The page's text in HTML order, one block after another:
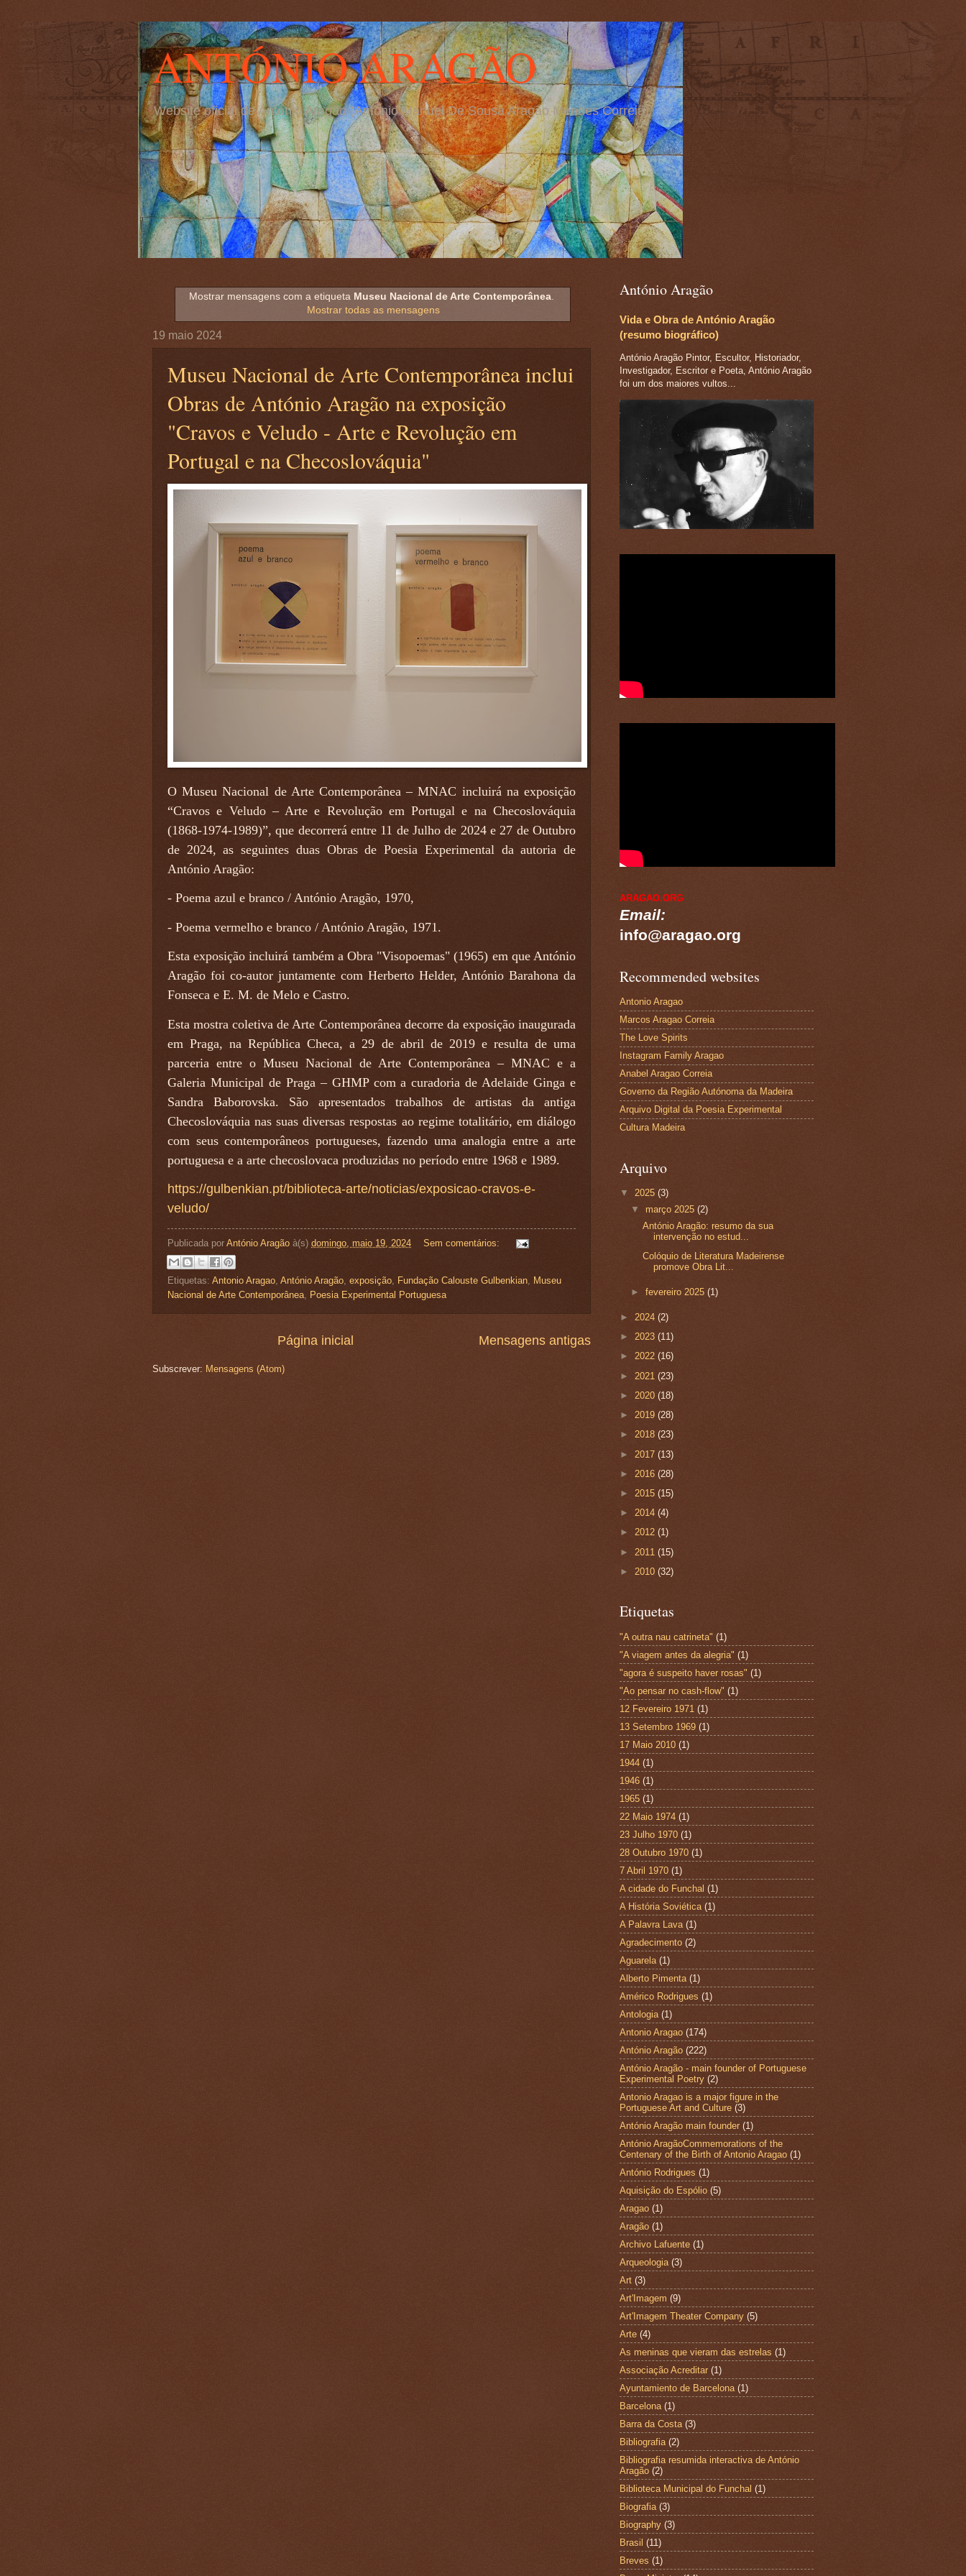
ANTÓNIO ARAGÃO
Website oficial de António Aragão (António Manuel De Sousa Aragão Mendes Correia)
Mostrar mensagens com a etiqueta Museu Nacional de Arte Contemporânea.
Mostrar todas as mensagens
19 maio 2024
Museu Nacional de Arte Contemporânea inclui
Obras de António Aragão na exposição
"Cravos e Veludo - Arte e Revolução em
Portugal e na Checoslováquia"
O Museu Nacional de Arte Contemporânea – MNAC incluirá na exposição
“Cravos e Veludo – Arte e Revolução em Portugal e na Checoslováquia
(1868-1974-1989)”, que decorrerá entre 11 de Julho de 2024 e 27 de Outubro
de 2024, as seguintes duas Obras de Poesia Experimental da autoria de
António Aragão:
- Poema azul e branco / António Aragão, 1970,
- Poema vermelho e branco / António Aragão, 1971.
Esta exposição incluirá também a Obra "Visopoemas" (1965) em que António
Aragão foi co-autor juntamente com Herberto Helder, António Barahona da
Fonseca e E. M. de Melo e Castro.
Esta mostra coletiva de Arte Contemporânea decorre da exposição inaugurada
em Praga, na República Checa, a 29 de abril de 2019 e resulta de uma
parceria entre o Museu Nacional de Arte Contemporânea – MNAC e a
Galeria Municipal de Praga – GHMP com a curadoria de Adelaide Ginga e
Sandra Baborovska. São apresentados trabalhos de artistas da antiga
Checoslováquia nas suas diversas respostas ao regime totalitário, em diálogo
com seus contemporâneos portugueses, fazendo uma analogia entre a arte
portuguesa e a arte checoslovaca produzidas no período entre 1968 e 1989.
https://gulbenkian.pt/biblioteca-arte/noticias/exposicao-cravos-e-
veludo/
Publicada por António Aragão à(s) domingo, maio 19, 2024 Sem comentários:
Etiquetas: Antonio Aragao, António Aragão, exposição, Fundação Calouste Gulbenkian, Museu
Nacional de Arte Contemporânea, Poesia Experimental Portuguesa
Mensagens antigas
Página inicial
Subscrever: Mensagens (Atom)
António Aragão
Vida e Obra de António Aragão
(resumo biográfico)
António Aragão Pintor, Escultor, Historiador,
Investigador, Escritor e Poeta, António Aragão
foi um dos maiores vultos...
ARAGAO.ORG
Email:
info@aragao.org
Recommended websites
Antonio Aragao
Marcos Aragao Correia
The Love Spirits
Instagram Family Aragao
Anabel Aragao Correia
Governo da Região Autónoma da Madeira
Arquivo Digital da Poesia Experimental
Cultura Madeira
Arquivo
▼ 2025 (3)
▼março 2025(2)
António Aragão: resumo da sua
intervenção no estud...
Colóquio de Literatura Madeirense
promove Obra Lit...
►fevereiro 2025(1)
► 2024 (2)
► 2023 (11)
► 2022 (16)
► 2021 (23)
► 2020 (18)
► 2019 (28)
► 2018 (23)
► 2017 (13)
► 2016 (28)
► 2015 (15)
► 2014 (4)
► 2012 (1)
► 2011 (15)
► 2010 (32)
Etiquetas
"A outra nau catrineta" (1)
"A viagem antes da alegria" (1)
"agora é suspeito haver rosas" (1)
"Ao pensar no cash-flow" (1)
12 Fevereiro 1971 (1)
13 Setembro 1969 (1)
17 Maio 2010 (1)
1944 (1)
1946 (1)
1965 (1)
22 Maio 1974 (1)
23 Julho 1970 (1)
28 Outubro 1970 (1)
7 Abril 1970 (1)
A cidade do Funchal (1)
A História Soviética (1)
A Palavra Lava (1)
Agradecimento (2)
Aguarela (1)
Alberto Pimenta (1)
Américo Rodrigues (1)
Antologia (1)
Antonio Aragao (174)
António Aragão (222)
António Aragão - main founder of Portuguese
Experimental Poetry (2)
Antonio Aragao is a major figure in the
Portuguese Art and Culture (3)
António Aragão main founder (1)
António AragãoCommemorations of the
Centenary of the Birth of Antonio Aragao (1)
António Rodrigues (1)
Aquisição do Espólio (5)
Aragao (1)
Aragão (1)
Archivo Lafuente (1)
Arqueologia (3)
Art (3)
Art'Imagem (9)
Art'Imagem Theater Company (5)
Arte (4)
As meninas que vieram das estrelas (1)
Associação Acreditar (1)
Ayuntamiento de Barcelona (1)
Barcelona (1)
Barra da Costa (3)
Bibliografia (2)
Bibliografia resumida interactiva de António
Aragão (2)
Biblioteca Municipal do Funchal (1)
Biografia (3)
Biography (3)
Brasil (11)
Breves (1)